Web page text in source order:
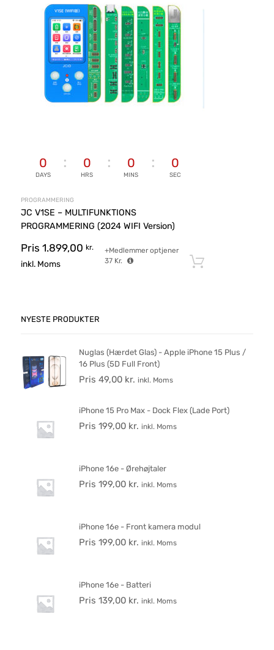
0
DAYS
0
HRS
0
MINS
0
SEC
PROGRAMMERING
JC V1SE – MULTIFUNKTIONS
PROGRAMMERING (2024 WIFI Version)
Pris 1.899,00 kr.
inkl. Moms
+Medlemmer optjener
37 Kr.
NYESTE PRODUKTER
Nuglas (Hærdet Glas) - Apple iPhone 15 Plus /
16 Plus (5D Full Front)
Pris 49,00 kr. inkl. Moms
iPhone 15 Pro Max - Dock Flex (Lade Port)
Pris 199,00 kr. inkl. Moms
iPhone 16e - Ørehøjtaler
Pris 199,00 kr. inkl. Moms
iPhone 16e - Front kamera modul
Pris 199,00 kr. inkl. Moms
iPhone 16e - Batteri
Pris 139,00 kr. inkl. Moms